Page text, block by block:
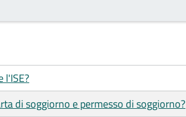
l'ISE?
di soggiorno e permesso di soggiorno?